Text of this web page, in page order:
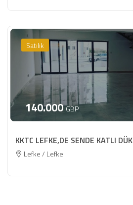
Satılık
140.000 GBP
KKTC LEFKE,DE SENDE KATLI
Lefke / Lefke